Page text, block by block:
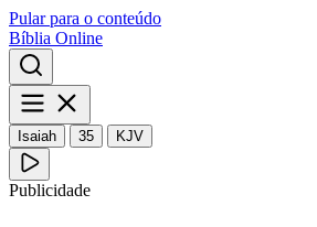
Pular para o conteúdo
Bíblia Online
Isaiah 35 KJV
Publicidade